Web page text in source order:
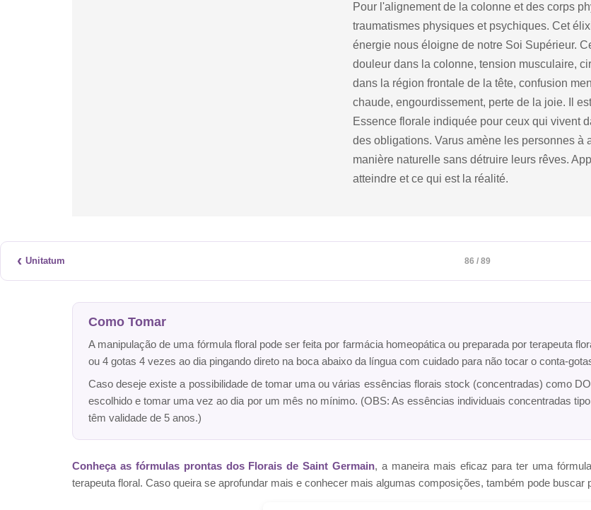
Pour l'alignement de la colonne et des corps
traumatismes physiques et psychiques. Cet
énergie nous éloigne de notre Soi Supérieur.
douleur dans la colonne, tension musculaire,
dans la région frontale de la tête, confusion
chaude, engourdissement, perte de la joie. Il
Essence florale indiquée pour ceux qui vivent
des obligations. Varus amène les personnes
manière naturelle sans détruire leurs rêves.
atteindre et ce qui est la réalité.
‹ Unitatum 86 / 89
Como Tomar
A manipulação de uma fórmula floral pode ser feita por farmácia homeopática ou preparada por terapeuta
ou 4 gotas 4 vezes ao dia pingando direto na boca abaixo da língua com cuidado para não tocar o conta-
Caso deseje existe a possibilidade de tomar uma ou várias essências florais stock (concentradas) como
escolhido e tomar uma vez ao dia por um mês no mínimo. (OBS: As essências individuais concentradas
têm validade de 5 anos.)
Conheça as fórmulas prontas dos Florais de Saint Germain, a maneira mais eficaz para ter uma
terapeuta floral. Caso queira se aprofundar mais e conhecer mais algumas composições, também pode